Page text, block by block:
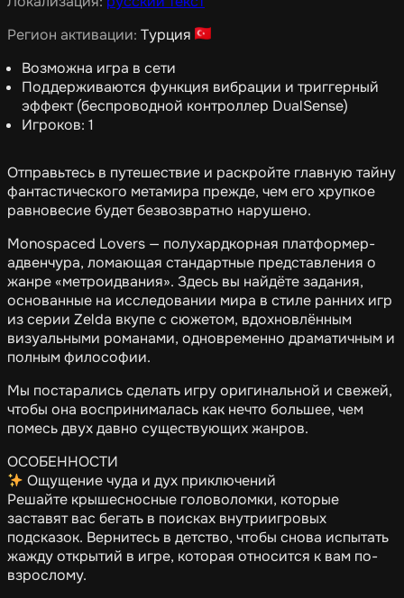
Регион активации: Турция
Возможна игра в сети
Поддерживаются функция вибрации и триггерный
эффект (беспроводной контроллер DualSense)
Игроков: 1
Отправьтесь в путешествие и раскройте главную тайну
фантастического метамира прежде, чем его хрупкое
равновесие будет безвозвратно нарушено.
Monospaced Lovers — полухардкорная платформер-
адвенчура, ломающая стандартные представления о
жанре «метроидвания». Здесь вы найдёте задания,
основанные на исследовании мира в стиле ранних игр
из серии Zelda вкупе с сюжетом, вдохновлённым
визуальными романами, одновременно драматичным и
полным философии.
Мы постарались сделать игру оригинальной и свежей,
чтобы она воспринималась как нечто большее, чем
помесь двух давно существующих жанров.
ОСОБЕННОСТИ
Ощущение чуда и дух приключений
Решайте крышесносные головоломки, которые
заставят вас бегать в поисках внутриигровых
подсказок. Вернитесь в детство, чтобы снова испытать
жажду открытий в игре, которая относится к вам по-
взрослому.